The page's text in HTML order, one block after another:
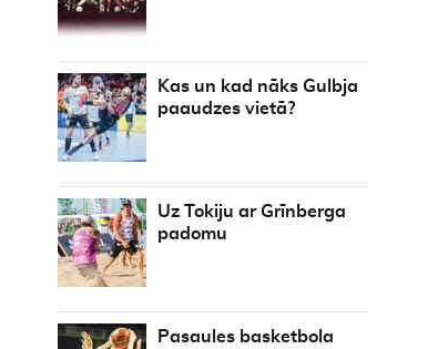
Kas un kad nāks Gulbja
paaudzes vietā?
Uz Tokiju ar Grīnberga
padomu
Pasaules basketbola